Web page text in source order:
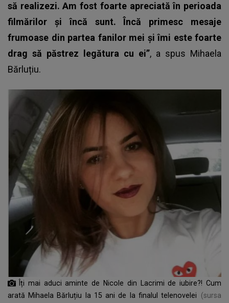
să realizezi. Am fost foarte apreciată în perioada
filmărilor și încă sunt. Încă primesc mesaje
frumoase din partea fanilor mei și îmi este foarte
drag să păstrez legătura cu ei”, a spus Mihaela
Bărluțiu.
Îți mai aduci aminte de Nicole din Lacrimi de iubire?! Cum
arată Mihaela Bărluțiu la 15 ani de la finalul telenovelei
(sursa